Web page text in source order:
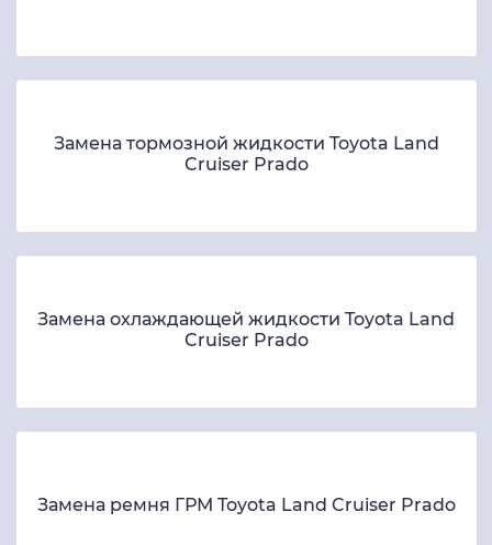
Замена тормозной жидкости Toyota Land
Cruiser Prado
Замена охлаждающей жидкости Toyota Land
Cruiser Prado
Замена ремня ГРМ Toyota Land Cruiser Prado